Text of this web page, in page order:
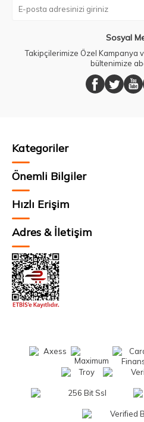
Sosyal
Takipçilerimize Özel Kampanya
bültenimize
Kategoriler
Önemli Bilgiler
Hızlı Erişim
Adres & İletişim